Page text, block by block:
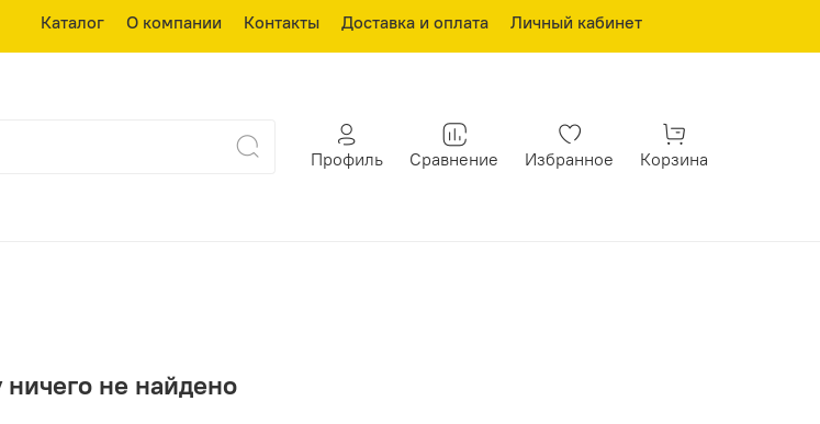
Каталог О компании Контакты Доставка и оплата Личный кабинет
Профиль Сравнение Избранное Корзина
не найдено